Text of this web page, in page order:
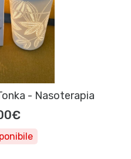
- Nasoterapia